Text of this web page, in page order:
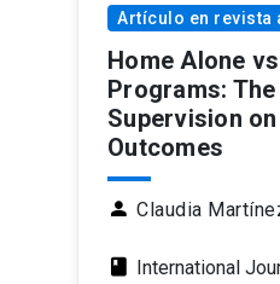
Artículo en revista
Home Alone
Programs:
Supervision
Outcomes
person Claudia
class
International